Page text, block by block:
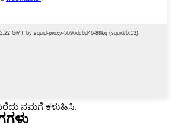
ನಮಗೆ ಕಳುಹಿಸಿ.